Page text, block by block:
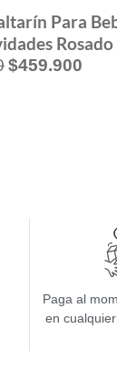
Para
Rosado
$459.900
Paga al
en